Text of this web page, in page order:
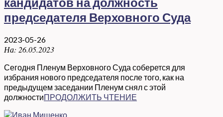
председателя Верховного Суда
2023-05-26
На: 26.05.2023
Сегодня Пленум Верховного Суда соберется для
избрания нового председателя после того, как на
предыдущем заседании Пленум снял с этой
должностиПРОДОЛЖИТЬ ЧТЕНИЕ